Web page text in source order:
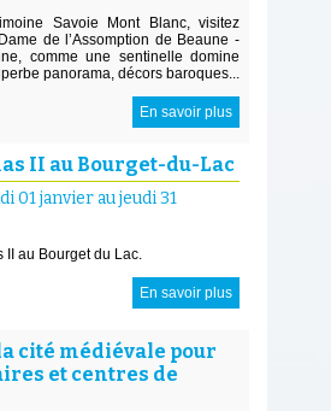
Savoie Mont Blanc, visitez
de l’Assomption de Beaune -
comme une sentinelle domine
panorama, décors baroques...
En savoir plus
II au Bourget-du-Lac
01 janvier au jeudi 31
II au Bourget du Lac.
En savoir plus
cité médiévale pour
et centres de